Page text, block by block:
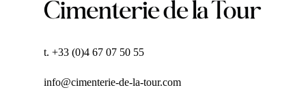
t. +33 (0)4 67 07 50 55
info@cimenterie-de-la-tour.com